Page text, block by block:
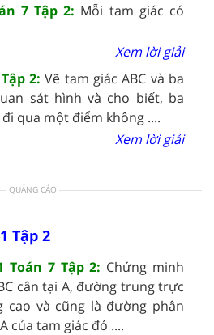
7 Tập 2: Mỗi tam giác có
Xem lời giải
2:Vẽ tam giác ABC và ba
sát hình và cho biết, ba
qua một điểm không ....
Xem lời giải
QUẢNG CÁO
Tập 2
Toán 7 Tập 2: Chứng minh
cân tại A, đường trung trực
cao và cũng là đường phân
của tam giác đó ....